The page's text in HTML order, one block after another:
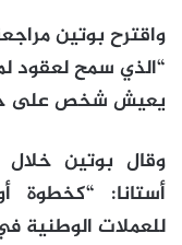
واقترح بوتين
“الذي سمح لعقود
يعيش شخص على
وقال بوتين
أستانا: “كخطوة
للعملات الوطنية